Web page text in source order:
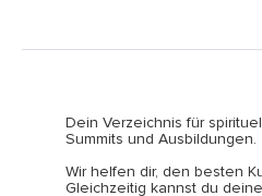
Dein Verzeichnis für
Summits und Ausbildungen.
Wir helfen dir, den besten
Gleichzeitig kannst du